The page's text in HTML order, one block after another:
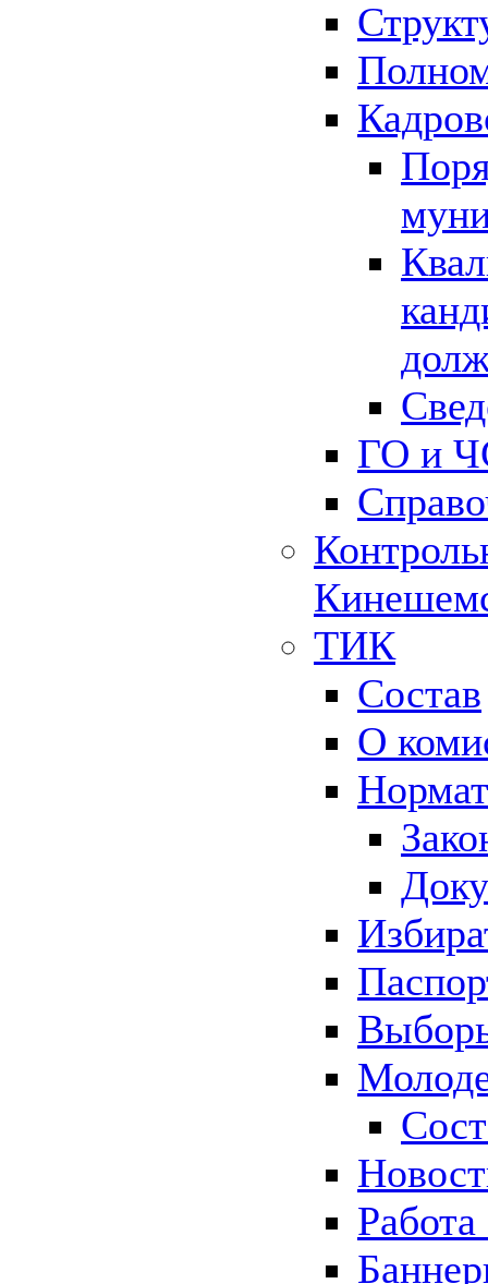
ГО и
ТИК
Состав
О